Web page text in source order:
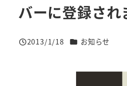
バーに登録され
投稿日
2013/1/18 ニュースカテゴリ
お知らせ